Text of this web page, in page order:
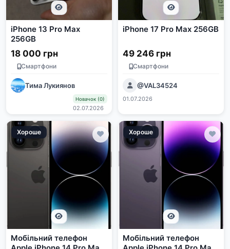
iPhone 13 Pro Max
256GB
18 000 грн
Смартфони
Тима Лукиянов
Новачок (0)
02.07.2026
iPhone 17 Pro Max 256GB
49 246 грн
Смартфони
@VAL34524
01.07.2026
Хороше
Мобільний телефон
Хороше
Мобільний телефон